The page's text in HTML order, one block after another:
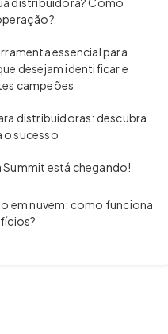
essencial para
desejam identificar e
campeões
distribuidoras: descubra
o sucesso
está chegando!
em nuvem: como funciona